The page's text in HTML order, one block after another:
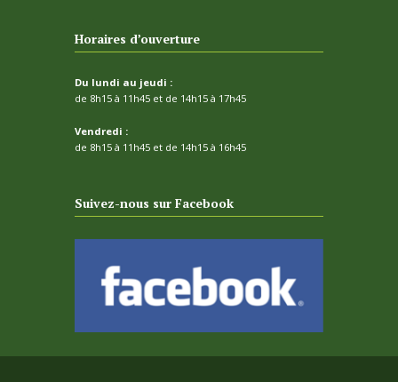
Horaires d’ouverture
Du lundi au jeudi :
de 8h15 à 11h45 et de 14h15 à 17h45
Vendredi :
de 8h15 à 11h45 et de 14h15 à 16h45
Suivez-nous sur Facebook